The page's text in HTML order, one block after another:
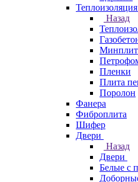
Теплоизоляция
Назад
Пленки
Плита
Поролон
Фанера
Фиброплита
Шифер
Двери
Назад
Двери
Белые с